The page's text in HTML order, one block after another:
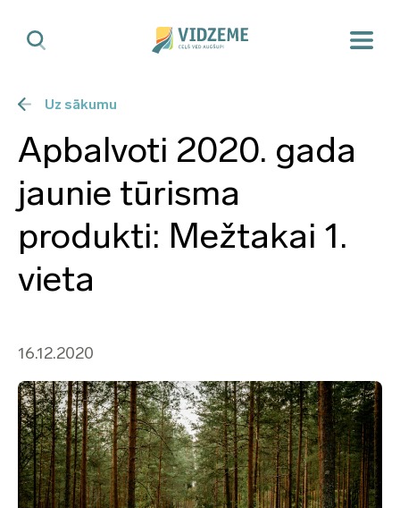
Uz sākumu
Apbalvoti 2020. gada
jaunie tūrisma
produkti: Mežtakai 1.
vieta
16.12.2020